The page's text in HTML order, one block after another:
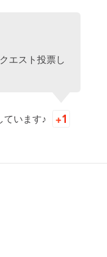
エスト投票し
ています♪